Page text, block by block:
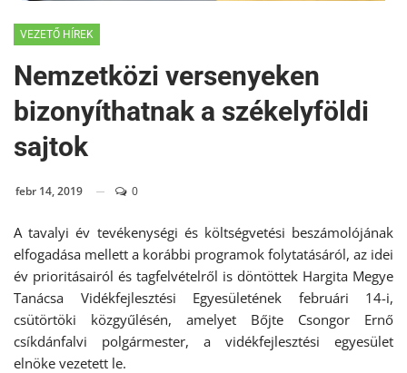
VEZETŐ HÍREK
Nemzetközi versenyeken
bizonyíthatnak a székelyföldi
sajtok
febr 14, 2019 0
A tavalyi év tevékenységi és költségvetési beszámolójának
elfogadása mellett a korábbi programok folytatásáról, az idei
év prioritásairól és tagfelvételről is döntöttek Hargita Megye
Tanácsa Vidékfejlesztési Egyesületének februári 14-i,
csütörtöki közgyűlésén, amelyet Bőjte Csongor Ernő
csíkdánfalvi polgármester, a vidékfejlesztési egyesület
elnöke vezetett le.